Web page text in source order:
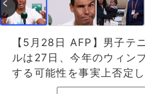
【5月28日 AFP】男子テ
ルは27日、今年のウィン
する可能性を事実上否定し